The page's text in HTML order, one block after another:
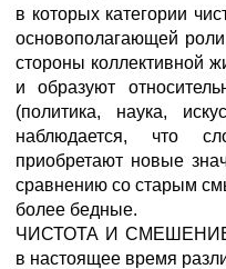
в которых категории
основополагающей
стороны коллективной
и образуют
(политика, наука,
наблюдается, что
приобретают новые
сравнению со старым
более бедные.
ЧИСТОТА И СМЕШЕНИЕ.
в настоящее время